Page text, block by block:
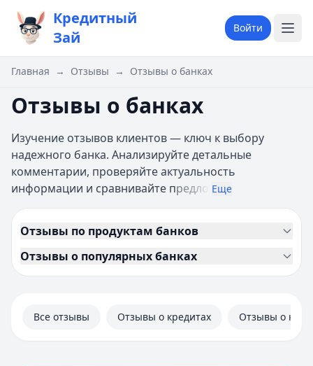
Кредитный
Зай
Войти
Главная → Отзывы → Отзывы о банках
Отзывы о банках
Изучение отзывов клиентов — ключ к выбору
надежного банка. Анализируйте детальные
комментарии, проверяйте актуальность
информации и сравнивайте предло Еще
Отзывы по продуктам банков
Отзывы о популярных банках
Все отзывы Отзывы о кредитах Отзывы о